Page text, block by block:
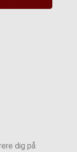
dig på